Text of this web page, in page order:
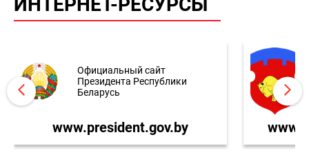
Официальный сайт
Президента Республики
Беларусь
www.president.gov.by